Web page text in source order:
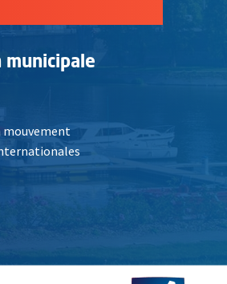
municipale
mouvement